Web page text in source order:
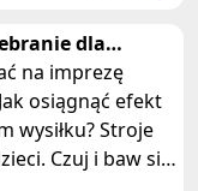
dla
Halloween
na imprezę
osiągnąć efekt
wysiłku? Stroje
Czuj i baw się